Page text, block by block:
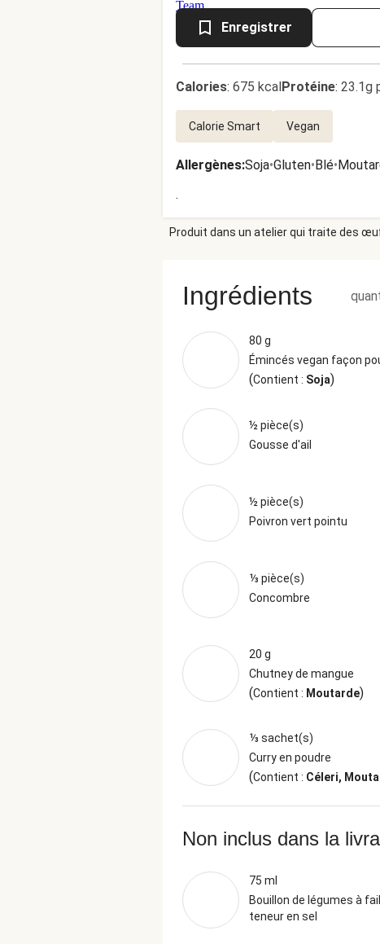
Enregistrer
Calories: 675 kcalProtéine: 23.1g
Calorie Smart Vegan
Allergènes:Soja•Gluten•Blé•
.
Produit dans un atelier qui traite des
Ingrédients
80 g
Émincés vegan façon
(Contient : Soja)
½ pièce(s)
Gousse d'ail
½ pièce(s)
Poivron vert pointu
⅓ pièce(s)
Concombre
20 g
Chutney de mangue
(Contient : Moutarde)
⅓ sachet(s)
Curry en poudre
(Contient : Céleri,
Non inclus dans la
75 ml
Bouillon de légumes à
teneur en sel